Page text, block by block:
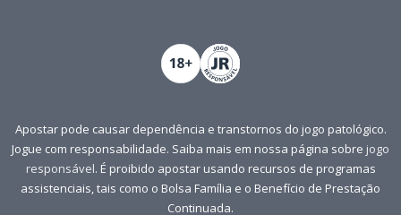
Apostar pode causar dependência e transtornos do jogo patológico.
Jogue com responsabilidade. Saiba mais em nossa página sobre jogo
responsável. É proibido apostar usando recursos de programas
assistenciais, tais como o Bolsa Família e o Benefício de Prestação
Continuada.